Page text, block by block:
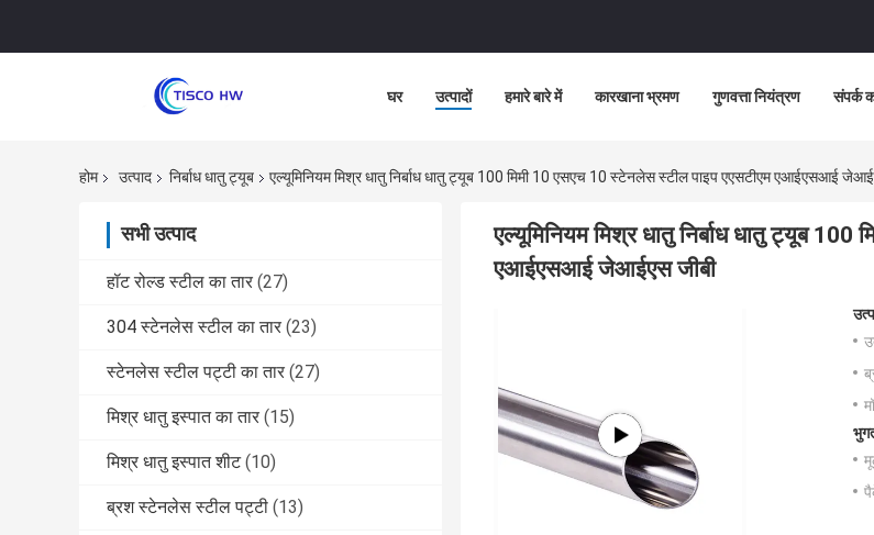
घर उत्पादों हमारे बारे में कारखाना भ्रमण गुणवत्ता नियंत्रण संपर्क
होम उत्पाद निर्बाध धातु ट्यूब एल्यूमिनियम मिश्र धातु निर्बाध धातु ट्यूब 100 मिमी 10 एसएच 10 स्टेनलेस स्टील पाइप एएसटीएम एआईएसआई
सभी उत्पाद
हॉट रोल्ड स्टील का तार (27)
304 स्टेनलेस स्टील का तार (23)
स्टेनलेस स्टील पट्टी का तार (27)
मिश्र धातु इस्पात का तार (15)
मिश्र धातु इस्पात शीट (10)
ब्रश स्टेनलेस स्टील पट्टी (13)
एल्यूमिनियम मिश्र धातु निर्बाध धातु ट्यूब
एआईएसआई जेआईएस जीबी